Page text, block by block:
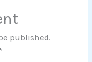
published.
*